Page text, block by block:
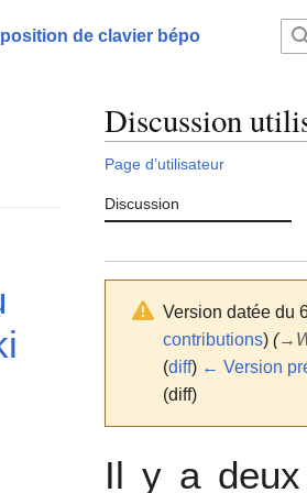
de clavier bépo
Discussion
Page d’utilisateur
Discussion
Version datée du
contributions) (→
(diff) ← Version
(diff)
Il y a